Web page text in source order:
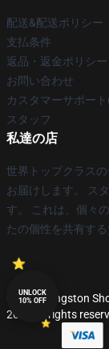
配送&配送ポリシー
支払条件
返品・返金ポリシー
お問い合わせ
カスタマーサポート
スタッフ
私達の店
世界トップクラス
お届けします。 ス
す。 これは、個々
たの個性を共有する
© Sean Kingston
2026 all rights
UNLOCK
10% OFF